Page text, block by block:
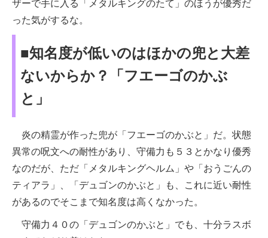
ザーで手に入る「メタルキングのたて」のほうが優秀だ
った気がするな。
■知名度が低いのはほかの兜と大差
ないからか？「フエーゴのかぶ
と」
炎の精霊が作った兜が「フエーゴのかぶと」だ。状態
異常の呪文への耐性があり、守備力も５３とかなり優秀
なのだが、ただ「メタルキングヘルム」や「おうごんの
ティアラ」、「デュゴンのかぶと」も、これに近い耐性
があるのでそこまで知名度は高くなかった。
守備力４０の「デュゴンのかぶと」でも、十分ラスボ